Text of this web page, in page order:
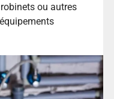
ou autres